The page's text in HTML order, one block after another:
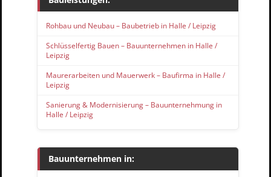
Rohbau und Neubau – Baubetrieb in Halle / Leipzig
Schlüsselfertig Bauen – Bauunternehmen in Halle /
Leipzig
Maurerarbeiten und Mauerwerk – Baufirma in Halle /
Leipzig
Sanierung & Modernisierung – Bauunternehmung in
Halle / Leipzig
Bauunternehmen in: